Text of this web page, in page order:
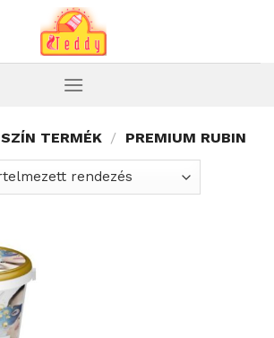
SZÍN TERMÉK / PREMIUM RUBIN